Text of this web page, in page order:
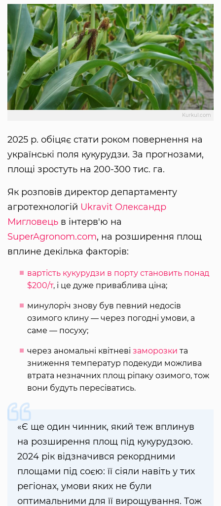
Kurkul.com
2025 р. обіцяє стати роком повернення на
українські поля кукурудзи. За прогнозами,
площі зростуть на 200-300 тис. га.
Як розповів директор департаменту
агротехнологій Ukravit Олександр
Мигловець в інтерв'ю на
SuperAgronom.com, на розширення площ
вплине декілька факторів:
вартість кукурудзи в порту становить понад
$200/т, і це дуже приваблива ціна;
минулоріч знову був певний недосів
озимого клину — через погодні умови, а
саме — посуху;
через аномальні квітневі заморозки та
зниження температур подекуди можлива
втрата незначних площ ріпаку озимого, тож
вони будуть пересіватись.
«Є ще один чинник, який теж вплинув
на розширення площ під кукурудзою.
2024 рік відзначився рекордними
площами під соєю: її сіяли навіть у тих
регіонах, умови яких не були
оптимальними для її вирощування. Тож